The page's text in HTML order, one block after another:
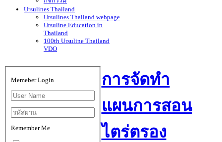
Ursulines Thailand
Ursulines Thailand webpage
Ursuline Education in
Thailand
100th Ursuline Thailand
VDO
Memeber Login
Remember Me
การจัดทำ
แผนการสอน
ไตร่ตรอง